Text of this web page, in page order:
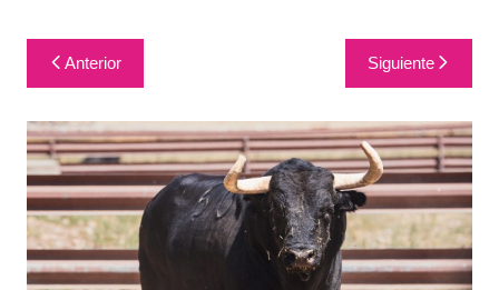
Navegación
de
entradas
Anterior Siguiente